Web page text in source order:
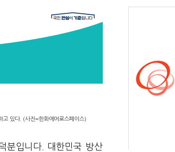
고 있다. (사진=한화에어로스페이스)
분입니다. 대한민국 방산